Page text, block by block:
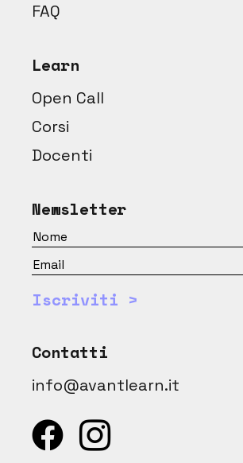
FAQ
Learn
Open Call
Corsi
Docenti
Newsletter
Iscriviti >
Contatti
info@avantlearn.it